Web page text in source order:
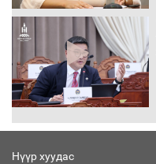
Нүүр хуудас